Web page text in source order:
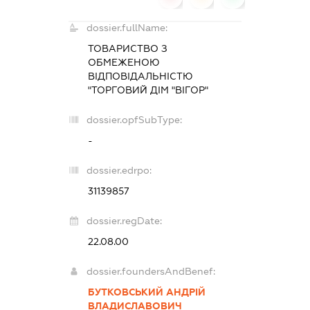
dossier.fullName:
ТОВАРИСТВО З
ОБМЕЖЕНОЮ
ВІДПОВІДАЛЬНІСТЮ
"ТОРГОВИЙ ДІМ "ВІГОР"
dossier.opfSubType:
-
dossier.edrpo:
31139857
dossier.regDate:
22.08.00
dossier.foundersAndBenef:
БУТКОВСЬКИЙ АНДРІЙ
ВЛАДИСЛАВОВИЧ